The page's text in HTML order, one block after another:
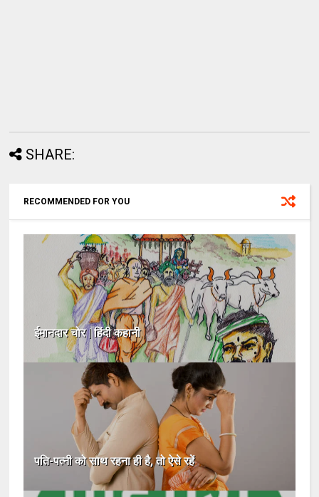
SHARE:
RECOMMENDED FOR YOU
ईमानदार चोर | हिंदी कहानी
पति-पत्नी को साथ रहना ही है, तो ऐसे रहें